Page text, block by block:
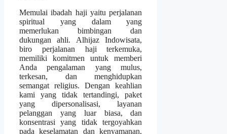
Memulai ibadah haji yaitu perjalanan
spiritual yang dalam yang
memerlukan bimbingan dan
dukungan ahli. Alhijaz Indowisata,
biro perjalanan haji terkemuka,
memiliki komitmen untuk memberi
Anda pengalaman yang mulus,
terkesan, dan menghidupkan
semangat religius. Dengan keahlian
kami yang tidak tertandingi, paket
yang dipersonalisasi, layanan
pelanggan yang luar biasa, dan
konsentrasi yang tidak tergoyahkan
pada keselamatan dan kenyamanan,